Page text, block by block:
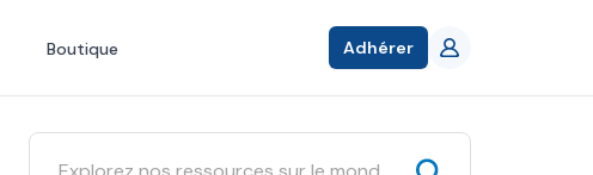
Boutique Adhérer